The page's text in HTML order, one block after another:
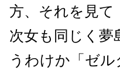
方、それを見て
次女も同じく
うわけか「ゼ